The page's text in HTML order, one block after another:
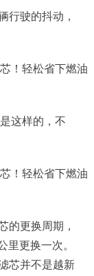
行驶的抖动，
这样的，不
的更换周期，
里更换一次。
芯并不是越新